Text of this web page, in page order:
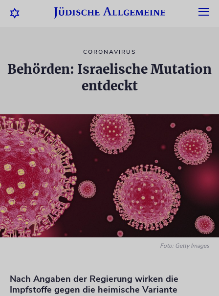
CORONAVIRUS
Behörden: Israelische Mutation
entdeckt
Foto: Getty Images
Nach Angaben der Regierung wirken die
Impfstoffe gegen die heimische Variante